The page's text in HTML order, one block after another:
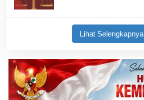
Lihat Selengkapnya